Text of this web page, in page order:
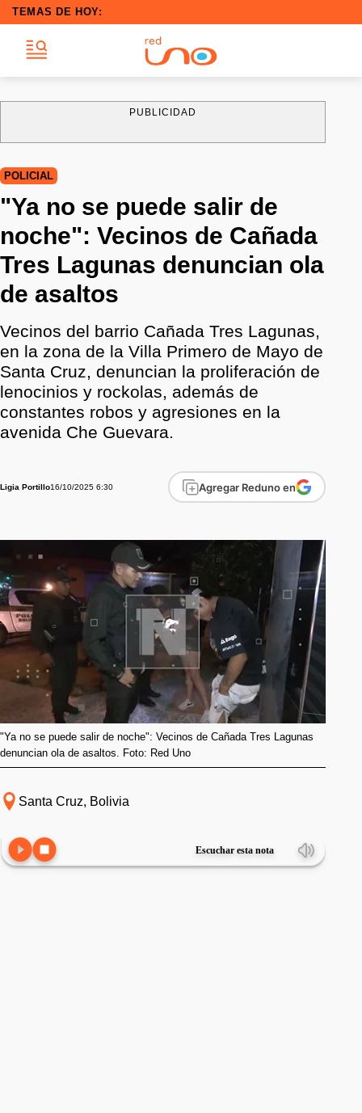
TEMAS DE HOY:
PUBLICIDAD
POLICIAL
"Ya no se puede salir de
noche": Vecinos de Cañada
Tres Lagunas denuncian ola
de asaltos
Vecinos del barrio Cañada Tres Lagunas,
en la zona de la Villa Primero de Mayo de
Santa Cruz, denuncian la proliferación de
lenocinios y rockolas, además de
constantes robos y agresiones en la
avenida Che Guevara.
Ligia Portillo16/10/2025 6:30 Agregar Reduno en
"Ya no se puede salir de noche": Vecinos de Cañada Tres Lagunas
denuncian ola de asaltos. Foto: Red Uno
Santa Cruz, Bolivia
Escuchar esta nota